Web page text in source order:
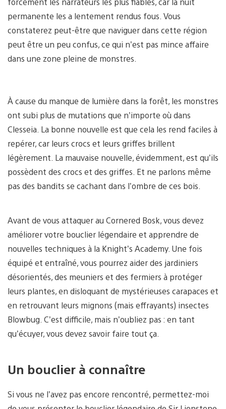
permanente les a lentement rendus fous. Vous
constaterez peut-être que naviguer dans cette région
peut être un peu confus, ce qui n’est pas mince affaire
dans une zone pleine de monstres.
À cause du manque de lumière dans la forêt, les monstres
ont subi plus de mutations que n’importe où dans
Clesseia. La bonne nouvelle est que cela les rend faciles à
repérer, car leurs crocs et leurs griffes brillent
légèrement. La mauvaise nouvelle, évidemment, est qu’ils
possèdent des crocs et des griffes. Et ne parlons même
pas des bandits se cachant dans l’ombre de ces bois.
Avant de vous attaquer au Cornered Bosk, vous devez
améliorer votre bouclier légendaire et apprendre de
nouvelles techniques à la Knight’s Academy. Une fois
équipé et entraîné, vous pourrez aider des jardiniers
désorientés, des meuniers et des fermiers à protéger
leurs plantes, en disloquant de mystérieuses carapaces et
en retrouvant leurs mignons (mais effrayants) insectes
Blowbug. C’est difficile, mais n’oubliez pas : en tant
qu’écuyer, vous devez savoir faire tout ça.
Un bouclier à connaître
Si vous ne l’avez pas encore rencontré, permettez-moi